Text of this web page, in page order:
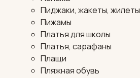
Пиджаки, жакеты, жилеты
Пижамы
Платья для школы
Платья, сарафаны
Плащи
Пляжная обувь